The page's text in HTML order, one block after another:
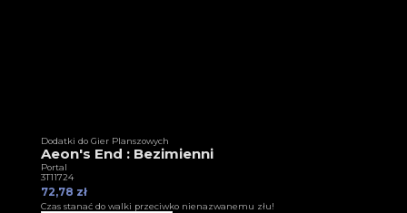
Dodatki do Gier Planszowych
Aeon's End : Bezimienni
Portal
3T11724
72,78 zł
Czas stanać do walki przeciwko nienazwanemu złu!